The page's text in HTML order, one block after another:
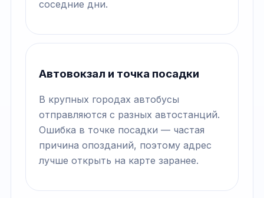
соседние дни.
Автовокзал и точка посадки
В крупных городах автобусы
отправляются с разных автостанций.
Ошибка в точке посадки — частая
причина опозданий, поэтому адрес
лучше открыть на карте заранее.